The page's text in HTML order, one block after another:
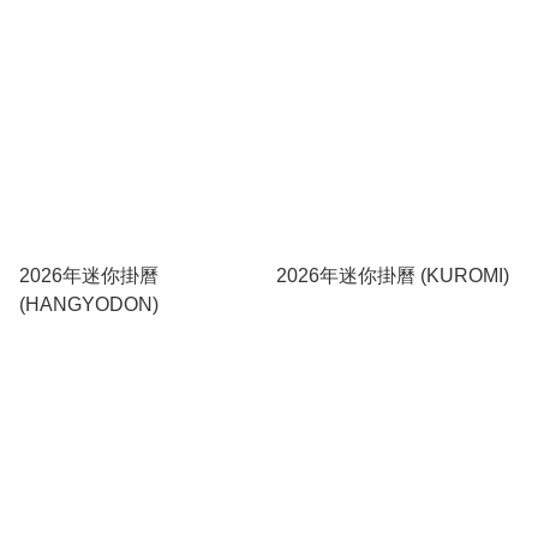
2026年迷你掛曆
(HANGYODON)
2026年迷你掛曆 (KUROMI)